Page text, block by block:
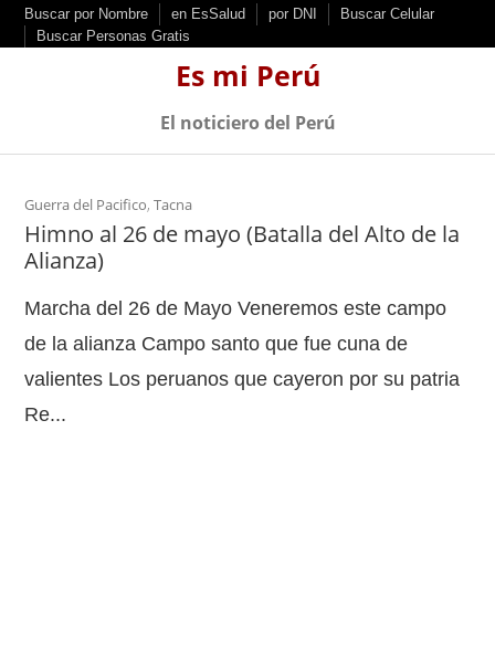
k
Buscar por Nombre en EsSalud por DNI
Buscar Celular
Buscar Personas Gratis
Es mi Perú
El noticiero del Perú
Guerra del Pacifico,Tacna
Himno al 26 de mayo (Batalla del Alto de la
Alianza)
Marcha del 26 de Mayo Veneremos este campo
de la alianza Campo santo que fue cuna de
valientes Los peruanos que cayeron por su patria
Re...